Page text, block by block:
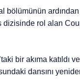
ardından
dizisinde rol alan
bir akıma katıldı
dansını